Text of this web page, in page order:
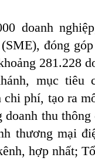
doanh
đóng
281.228
mục tiêu
chi phí, tạo ra
thu
thương mại
hợp nhất;